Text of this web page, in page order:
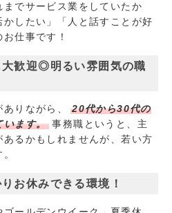
でサービス業をしていたか
したい」「人と話すことが好
仕事です！
歓迎◎明るい雰囲気の職
りながら、
20代から30代の
います。 事務職というと、主
るかもしれませんが、若い方
お休みできる環境！